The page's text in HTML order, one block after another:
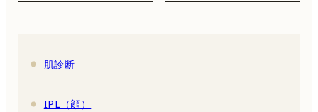
肌診断
IPL（顔）